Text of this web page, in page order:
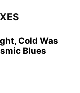
Cold Was
Blues